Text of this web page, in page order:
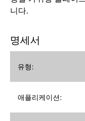
니다.
명세서
유형:
애플리케이션: